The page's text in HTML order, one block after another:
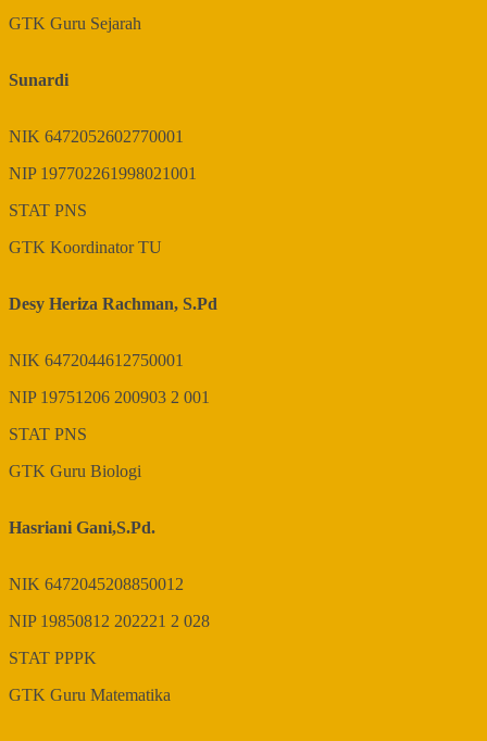
GTK Guru Sejarah
Sunardi
NIK 6472052602770001
NIP 197702261998021001
STAT PNS
GTK Koordinator TU
Desy Heriza Rachman, S.Pd
NIK 6472044612750001
NIP 19751206 200903 2 001
STAT PNS
GTK Guru Biologi
Hasriani Gani,S.Pd.
NIK 6472045208850012
NIP 19850812 202221 2 028
STAT PPPK
GTK Guru Matematika